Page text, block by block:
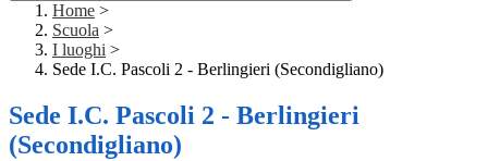
Home >
Scuola >
I luoghi >
Sede I.C. Pascoli 2 - Berlingieri (Secondigliano)
Sede I.C. Pascoli 2 - Berlingieri
(Secondigliano)